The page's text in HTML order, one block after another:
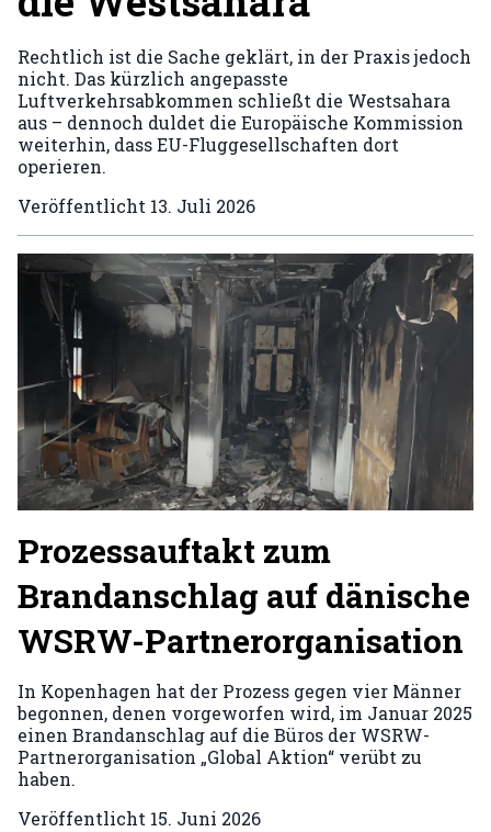
Rechtlich ist die Sache geklärt, in der Praxis jedoch
nicht. Das kürzlich angepasste
Luftverkehrsabkommen schließt die Westsahara
aus – dennoch duldet die Europäische Kommission
weiterhin, dass EU-Fluggesellschaften dort
operieren.
Veröffentlicht 13. Juli 2026
Prozessauftakt zum
Brandanschlag auf dänische
WSRW-Partnerorganisation
In Kopenhagen hat der Prozess gegen vier Männer
begonnen, denen vorgeworfen wird, im Januar 2025
einen Brandanschlag auf die Büros der WSRW-
Partnerorganisation „Global Aktion“ verübt zu
haben.
Veröffentlicht 15. Juni 2026